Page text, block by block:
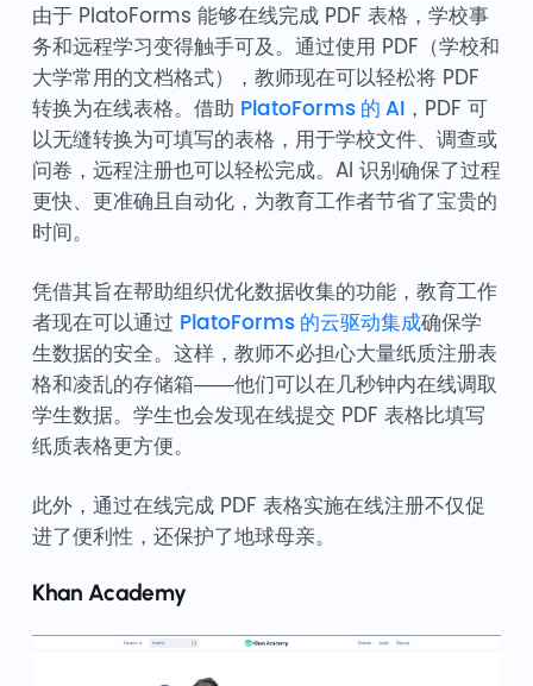
由于 PlatoForms 能够在线完成 PDF 表格，学校事
务和远程学习变得触手可及。通过使用 PDF（学校和
大学常用的文档格式），教师现在可以轻松将 PDF
转换为在线表格。借助 PlatoForms 的 AI，PDF 可
以无缝转换为可填写的表格，用于学校文件、调查或
问卷，远程注册也可以轻松完成。AI 识别确保了过程
更快、更准确且自动化，为教育工作者节省了宝贵的
时间。
凭借其旨在帮助组织优化数据收集的功能，教育工作
者现在可以通过 PlatoForms 的云驱动集成确保学
生数据的安全。这样，教师不必担心大量纸质注册表
格和凌乱的存储箱——他们可以在几秒钟内在线调取
学生数据。学生也会发现在线提交 PDF 表格比填写
纸质表格更方便。
此外，通过在线完成 PDF 表格实施在线注册不仅促
进了便利性，还保护了地球母亲。
Khan Academy